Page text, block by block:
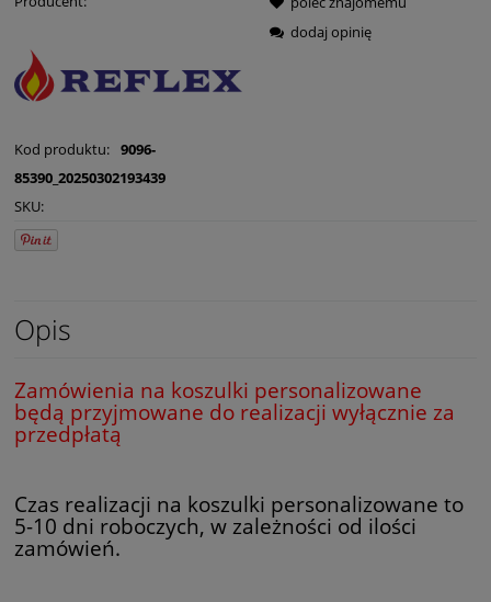
Kod produktu: 9096-
85390_20250302193439
SKU:
dodaj opinię
Opis
Zamówienia na koszulki personalizowane
będą przyjmowane do realizacji wyłącznie za
przedpłatą
Czas realizacji na koszulki personalizowane to
5-10 dni roboczych, w zależności od ilości
zamówień.